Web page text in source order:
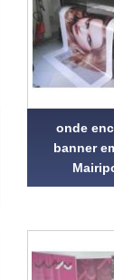
onde
banner